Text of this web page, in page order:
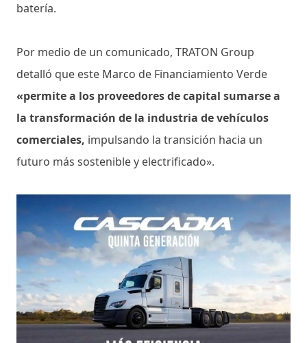
batería.
Por medio de un comunicado, TRATON Group
detalló que este Marco de Financiamiento Verde
«permite a los proveedores de capital sumarse a
la transformación de la industria de vehículos
comerciales, impulsando la transición hacia un
futuro más sostenible y electrificado».